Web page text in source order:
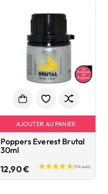
AJOUTER AU PANIER
Poppers Everest Brutal
30ml
12,90 €Prix